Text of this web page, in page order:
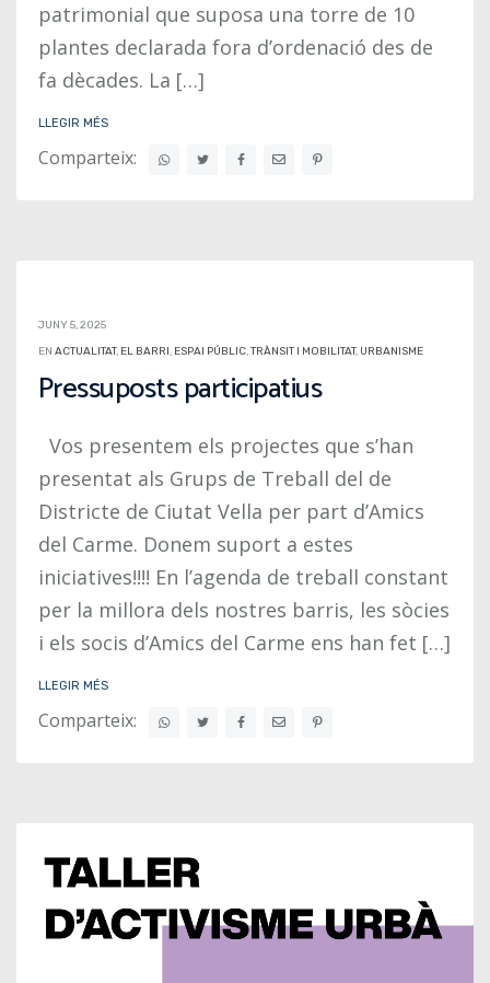
patrimonial que suposa una torre de 10
plantes declarada fora d’ordenació des de
fa dècades. La […]
LLEGIR MÉS
Comparteix:
JUNY 5, 2025
EN ACTUALITAT, EL BARRI, ESPAI PÚBLIC,TRÀNSIT I MOBILITAT, URBANISME
Pressuposts participatius
Vos presentem els projectes que s’han
presentat als Grups de Treball del de
Districte de Ciutat Vella per part d’Amics
del Carme. Donem suport a estes
iniciatives!!!! En l’agenda de treball constant
per la millora dels nostres barris, les sòcies
i els socis d’Amics del Carme ens han fet […]
LLEGIR MÉS
Comparteix: